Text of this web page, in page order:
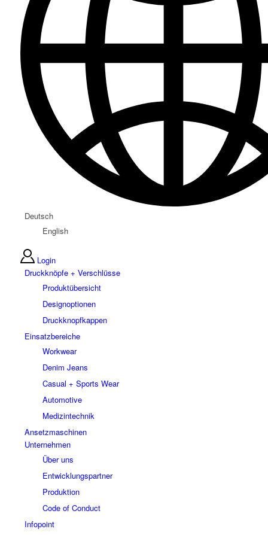
Deutsch
English
Login
Druckknöpfe + Verschlüsse
Produktübersicht
Designoptionen
Druckknopfkappen
Einsatzbereiche
Workwear
Denim Jeans
Casual + Sports Wear
Automotive
Medizintechnik
Ansetzmaschinen
Unternehmen
Über uns
Entwicklungspartner
Produktion
Code of Conduct
Infopoint